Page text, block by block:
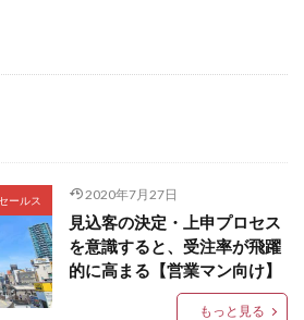
ールス 2020年7月27日
見込客の決定・上申プロセス
を意識すると、受注率が飛躍
的に高まる【営業マン向け】
もっと見る